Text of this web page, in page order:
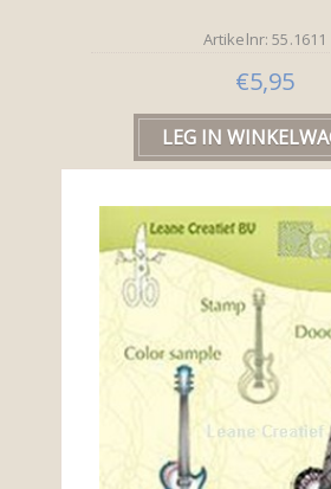
Artikelnr: 55.1611
€5,95